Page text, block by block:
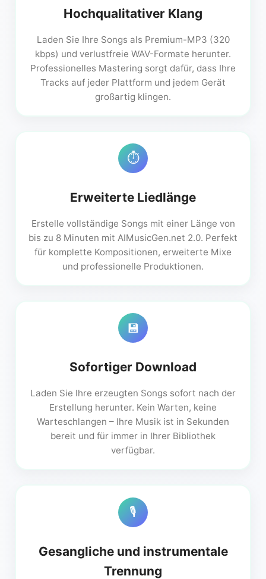
Hochqualitativer Klang
Laden Sie Ihre Songs als Premium-MP3 (320
kbps) und verlustfreie WAV-Formate herunter.
Professionelles Mastering sorgt dafür, dass Ihre
Tracks auf jeder Plattform und jedem Gerät
großartig klingen.
⏱️
Erweiterte Liedlänge
Erstelle vollständige Songs mit einer Länge von
bis zu 8 Minuten mit AIMusicGen.net 2.0. Perfekt
für komplette Kompositionen, erweiterte Mixe
und professionelle Produktionen.
💾
Sofortiger Download
Laden Sie Ihre erzeugten Songs sofort nach der
Erstellung herunter. Kein Warten, keine
Warteschlangen – Ihre Musik ist in Sekunden
bereit und für immer in Ihrer Bibliothek
verfügbar.
🎙️
Gesangliche und instrumentale
Trennung